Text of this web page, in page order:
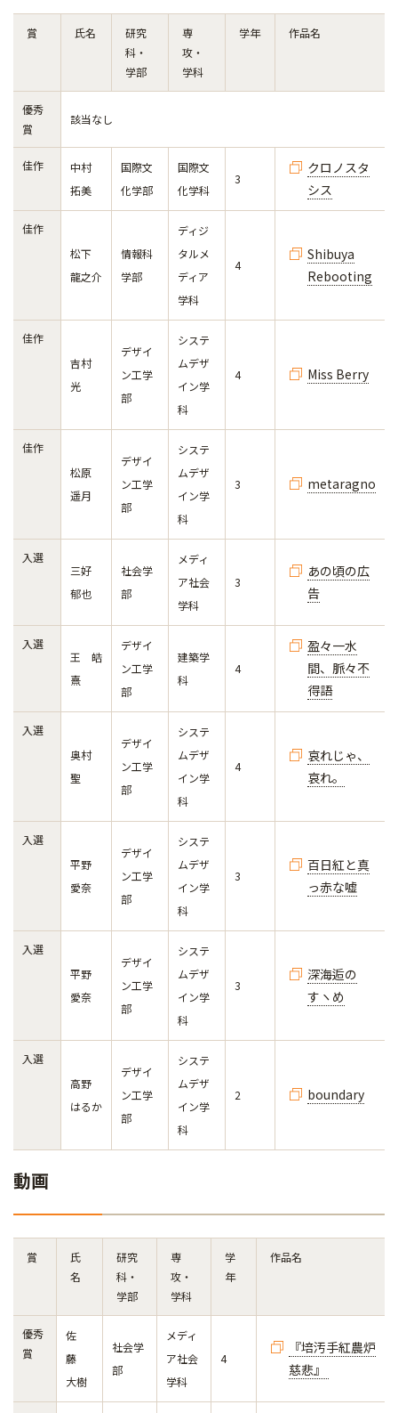
賞 氏名
研究
科・
学部
専
攻・
学科
学年 作品名
優秀
賞
該当なし
佳作
中村
拓美
国際文
化学部
国際文
化学科
3
クロノスタ
シス
佳作
松下
龍之介
情報科
学部
ディジ
タルメ
ディア
学科
4
Shibuya
Rebooting
佳作
吉村
光
デザイ
ン工学
部
システ
ムデザ
イン学
科
4 Miss Berry
佳作
松原
遥月
デザイ
ン工学
部
システ
ムデザ
イン学
科
3 metaragno
入選
三好
郁也
社会学
部
メディ
ア社会
学科
3
あの頃の広
告
入選
王 皓
熹
デザイ
ン工学
部
建築学
科
4
盈々一水
間、脈々不
得語
入選
奥村
聖
デザイ
ン工学
部
システ
ムデザ
イン学
科
4
哀れじゃ、
哀れ。
入選
平野
愛奈
デザイ
ン工学
部
システ
ムデザ
イン学
科
3
百日紅と真
っ赤な嘘
入選
平野
愛奈
デザイ
ン工学
部
システ
ムデザ
イン学
科
3
深海逅の
すヽめ
入選
高野
はるか
デザイ
ン工学
部
システ
ムデザ
イン学
科
2 boundary
動画
賞
氏
名
研究
科・
学部
専
攻・
学科
学
年
作品名
優秀
賞
佐
藤
大樹
社会学
部
メディ
ア社会
学科
4
『培汚手紅農炉
慈悲』